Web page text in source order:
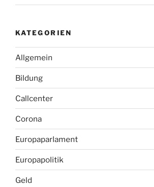
KATEGORIEN
Allgemein
Bildung
Callcenter
Corona
Europaparlament
Europapolitik
Geld